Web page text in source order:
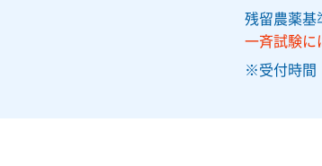
残留農薬
一斉試験に
受付時間